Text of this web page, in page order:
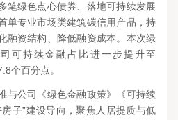
笔绿色点心债券、落地可持续发展
单专业市场类建筑碳信用产品，持
融资结构、降低融资成本。本次绿
可持续金融占比进一步提升至
个百分点。
与公司《绿色金融政策》《可持续
子”建设导向，聚焦人居提质与低